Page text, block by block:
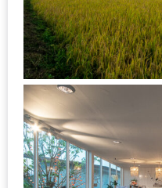
ACCOUNT
NEW
FACEBOOK
TIMELINE
ครั้ง